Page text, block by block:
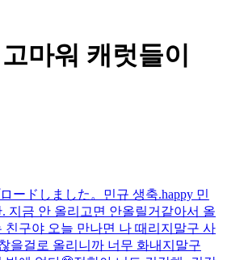
마워 캐럿들이
ードしました。 민규 생축.happy 민
지금 안 올리고면 안올릴거같아서 올
구야 오늘 만나면 나 때리지말구 사
을걸로 올리니까 너무 화내지말구